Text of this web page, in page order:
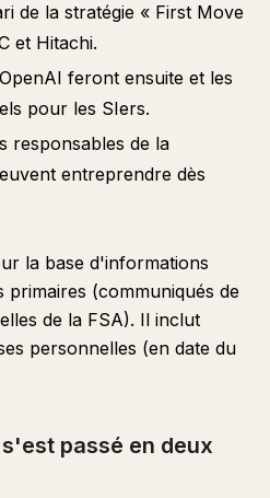
de la stratégie « First Move
et Hitachi.
feront ensuite et les
pour les SIers.
responsables de la
entreprendre dès
la base d'informations
primaires (communiqués de
de la FSA). Il inclut
personnelles (en date du
passé en deux